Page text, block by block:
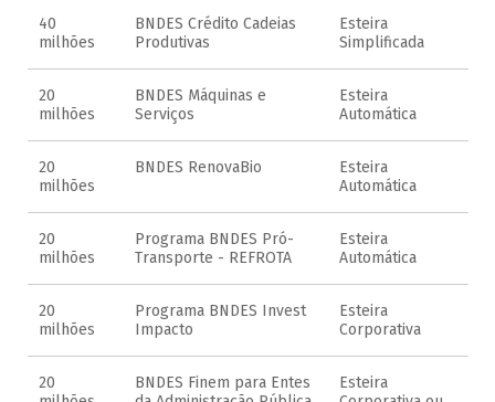
40
milhões
BNDES Crédito Cadeias
Produtivas
Esteira
Simplificada
20
milhões
BNDES Máquinas e
Serviços
Esteira
Automática
20
milhões
BNDES RenovaBio
Esteira
Automática
20
milhões
Programa BNDES Pró-
Transporte - REFROTA
Esteira
Automática
20
milhões
Programa BNDES Invest
Impacto
Esteira
Corporativa
20
BNDES Finem para Entes
Esteira